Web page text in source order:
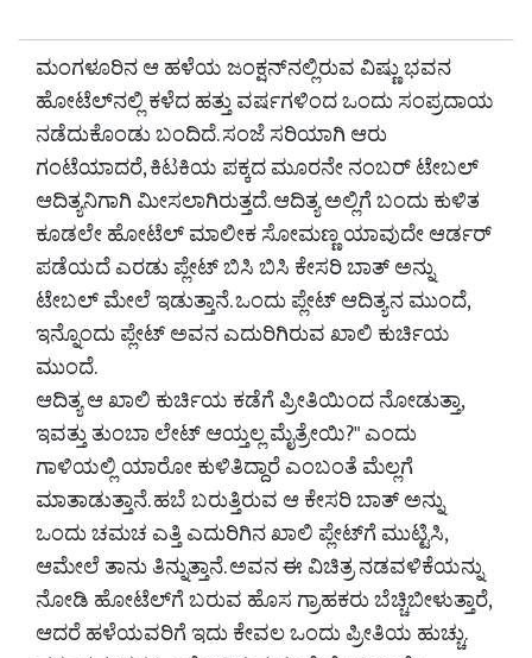
ಮಂಗಳೂರಿನ ಆ ಹಳೆಯ ಜಂಕ್ಷನ್‌ನಲ್ಲಿರುವ ವಿಷ್ಣು ಭವನ
ಹೋಟೆಲ್‌ನಲ್ಲಿ ಕಳೆದ ಹತ್ತು ವರ್ಷಗಳಿಂದ ಒಂದು ಸಂಪ್ರದಾಯ
ನಡೆದುಕೊಂಡು ಬಂದಿದೆ. ಸಂಜೆ ಸರಿಯಾಗಿ ಆರು
ಗಂಟೆಯಾದರೆ, ಕಿಟಕಿಯ ಪಕ್ಕದ ಮೂರನೇ ನಂಬರ್ ಟೇಬಲ್
ಆದಿತ್ಯನಿಗಾಗಿ ಮೀಸಲಾಗಿರುತ್ತದೆ. ಆದಿತ್ಯ ಅಲ್ಲಿಗೆ ಬಂದು ಕುಳಿತ
ಕೂಡಲೇ ಹೋಟೆಲ್ ಮಾಲೀಕ ಸೋಮಣ್ಣ ಯಾವುದೇ ಆರ್ಡರ್
ಪಡೆಯದೆ ಎರಡು ಪ್ಲೇಟ್ ಬಿಸಿ ಬಿಸಿ ಕೇಸರಿ ಬಾತ್ ಅನ್ನು
ಟೇಬಲ್ ಮೇಲೆ ಇಡುತ್ತಾನೆ. ಒಂದು ಪ್ಲೇಟ್ ಆದಿತ್ಯನ ಮುಂದೆ,
ಇನ್ನೊಂದು ಪ್ಲೇಟ್ ಅವನ ಎದುರಿಗಿರುವ ಖಾಲಿ ಕುರ್ಚಿಯ
ಮುಂದೆ.
ಆದಿತ್ಯ ಆ ಖಾಲಿ ಕುರ್ಚಿಯ ಕಡೆಗೆ ಪ್ರೀತಿಯಿಂದ ನೋಡುತ್ತಾ,
ಇವತ್ತು ತುಂಬಾ ಲೇಟ್ ಆಯ್ತಲ್ಲ ಮೈತ್ರೇಯಿ?" ಎಂದು
ಗಾಳಿಯಲ್ಲಿ ಯಾರೋ ಕುಳಿತಿದ್ದಾರೆ ಎಂಬಂತೆ ಮೆಲ್ಲಗೆ
ಮಾತಾಡುತ್ತಾನೆ. ಹಬೆ ಬರುತ್ತಿರುವ ಆ ಕೇಸರಿ ಬಾತ್ ಅನ್ನು
ಒಂದು ಚಮಚ ಎತ್ತಿ ಎದುರಿಗಿನ ಖಾಲಿ ಪ್ಲೇಟ್‌ಗೆ ಮುಟ್ಟಿಸಿ,
ಆಮೇಲೆ ತಾನು ತಿನ್ನುತ್ತಾನೆ. ಅವನ ಈ ವಿಚಿತ್ರ ನಡವಳಿಕೆಯನ್ನು
ನೋಡಿ ಹೋಟೆಲ್‌ಗೆ ಬರುವ ಹೊಸ ಗ್ರಾಹಕರು ಬೆಚ್ಚಿಬೀಳುತ್ತಾರೆ,
ಆದರೆ ಹಳೆಯವರಿಗೆ ಇದು ಕೇವಲ ಒಂದು ಪ್ರೀತಿಯ ಹುಚ್ಚು.